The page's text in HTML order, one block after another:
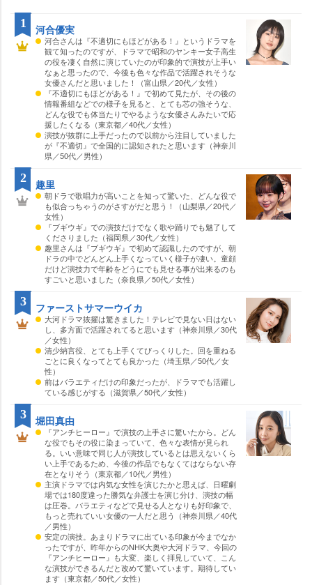
河合優実
河合さんは『不適切にもほどがある！』というドラマを
観て知ったのですが、ドラマで昭和のヤンキー女子高生
の役を凄く自然に演じていたのが印象的で演技が上手い
なぁと思ったので、今後も色々な作品で活躍されそうな
女優さんだと思いました！（富山県／20代／女性）
『不適切にもほどがある！』で初めて見たが、その後の
情報番組などでの様子を見ると、とても芯の強そうな、
どんな役でも体当たりでやるような女優さんみたいで応
援したくなる（東京都／40代／女性）
演技が抜群に上手だったので以前から注目していました
が『不適切』で全国的に認知されたと思います（神奈川
県／50代／男性）
1
趣里
朝ドラで歌唱力が高いことを知って驚いた、どんな役で
も似合っちゃうのがさすがだと思う！（山梨県／20代／
女性）
『ブギウギ』での演技だけでなく歌や踊りでも魅了して
くださりました（福岡県／30代／女性）
趣里さんは『ブギウギ』で初めて認識したのですが、朝
ドラの中でどんどん上手くなっていく様子が凄い。童顔
だけど演技力で年齢をどうにでも見せる事が出来るのも
すごいと思いました（奈良県／50代／女性）
2
ファーストサマーウイカ
大河ドラマ抜擢は驚きました！テレビで見ない日はない
し、多方面で活躍されてると思います（神奈川県／30代
／女性）
清少納言役、とても上手くてびっくりした。回を重ねる
ごとに良くなってとても良かった（埼玉県／50代／女
性）
前はバラエティだけの印象だったが、ドラマでも活躍し
ている感じがする（滋賀県／50代／女性）
3
堀田真由
『アンチヒーロー』で演技の上手さに驚いたから。どん
な役でもその役に染まっていて、色々な表情が見られ
る。いい意味で同じ人が演技しているとは思えないくら
い上手であるため、今後の作品でもなくてはならない存
在となりそう（東京都／10代／男性）
主演ドラマでは内気な女性を演じたかと思えば、日曜劇
場では180度違った勝気な弁護士を演じ分け、演技の幅
は圧巻。バラエティなどで見せる人となりも好印象で、
もっと売れていい女優の一人だと思う（神奈川県／40代
／男性）
安定の演技。あまりドラマに出ている印象が今までなか
ったですが、昨年からのNHK大奥や大河ドラマ、今回の
『アンチヒーロー』も大変、楽しく拝見していて、こん
な演技ができるんだと改めて驚いています。期待してい
ます（東京都／50代／女性）
3